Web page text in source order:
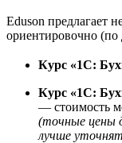
Eduson предлагает
ориентировочно
Курс «1С:
Курс «1С:
— стоимость
(точные цены
лучше